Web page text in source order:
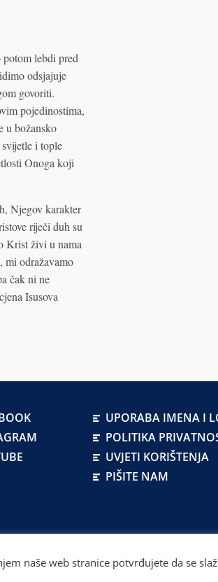
lebdi pred
odsjajuje
govoriti.
pojedinostima,
u božansko
i tople
Onoga koji
Njegov karakter
riječi duh su
Krist živi u nama
mi odražavamo
čak ni ne
Isusova
UPORABA IMENA I
POLITIKA
UVJETI KORIŠTENJA
PIŠITE NAM
naše web stranice potvrđujete da se